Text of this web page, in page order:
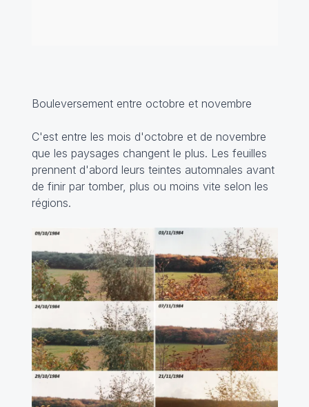
Bouleversement entre octobre et novembre
C'est entre les mois d'octobre et de novembre
que les paysages changent le plus. Les feuilles
prennent d'abord leurs teintes automnales avant
de finir par tomber, plus ou moins vite selon les
régions.